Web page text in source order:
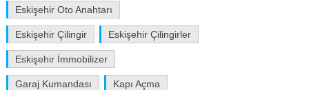
Eskişehir Oto Anahtarı
Eskişehir Çilingir Eskişehir Çilingirler
Eskişehir İmmobilizer
Garaj Kumandası Kapı Açma